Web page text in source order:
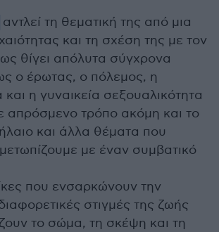
αντλεί τη θεματική της από μια
και τη σχέση της με τον
θίγει απόλυτα σύγχρονα
ο έρωτας, ο πόλεμος, η
η γυναικεία σεξουαλικότητα
απρόσμενο τρόπο ακόμη και το
και άλλα θέματα που
με έναν συμβατικό
που ενσαρκώνουν την
στιγμές της ζωής
το σώμα, τη σκέψη και τη